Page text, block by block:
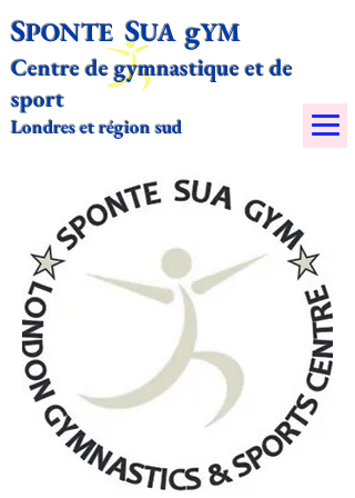
SPONTESUA gYM​
Centre de gymnastique et de
sport
Londres et région sud